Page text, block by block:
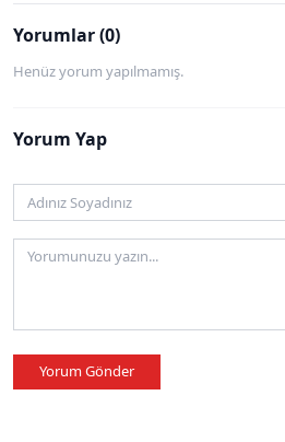
Yorumlar (0)
Henüz yorum yapılmamış.
Yorum Yap
Yorum Gönder